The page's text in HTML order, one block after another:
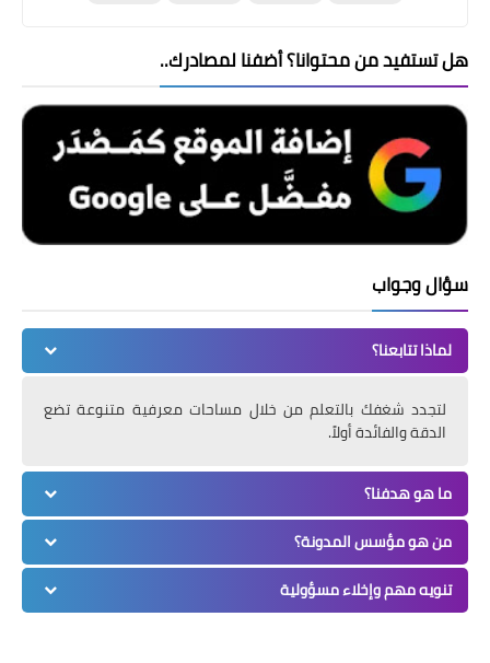
هل تستفيد من محتوانا؟ أضفنا لمصادرك..
سؤال وجواب
لماذا تتابعنا؟
لتجدد شغفك بالتعلم من خلال مساحات معرفية متنوعة تضع
الدقة والفائدة أولاً.
ما هو هدفنا؟
من هو مؤسس المدونة؟
تنويه مهم وإخلاء مسؤولية